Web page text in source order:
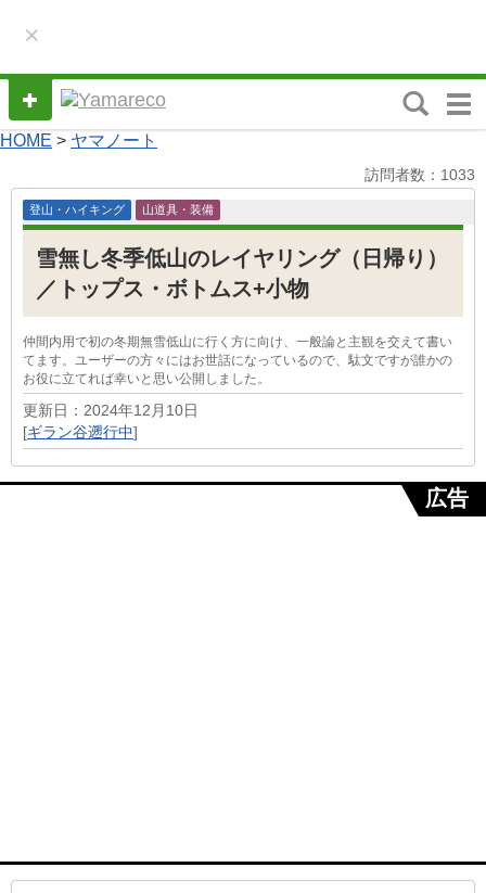
×
M
e
u
HOME > ヤマノート
訪問者数：1033
登山・ハイキング 山道具・装備
雪無し冬季低山のレイヤリング（日帰り）
／トップス・ボトムス+小物
仲間内用で初の冬期無雪低山に行く方に向け、一般論と主観を交えて書い
てます。ユーザーの方々にはお世話になっているので、駄文ですが誰かの
お役に立てれば幸いと思い公開しました。
更新日：2024年12月10日
[ギラン谷遡行中]
広告